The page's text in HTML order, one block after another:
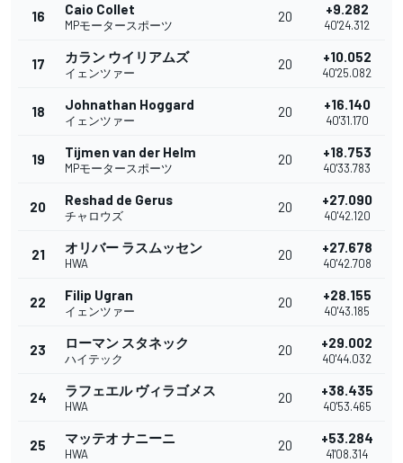
16 Caio Collet
MPモータースポーツ
20 +9.282
40'24.312
17 カラン ウイリアムズ
イェンツァー
20 +10.052
40'25.082
18 Johnathan Hoggard
イェンツァー
20 +16.140
40'31.170
19 Tijmen van der Helm
MPモータースポーツ
20 +18.753
40'33.783
20 Reshad de Gerus
チャロウズ
20 +27.090
40'42.120
21 オリバー ラスムッセン
HWA
20 +27.678
40'42.708
22 Filip Ugran
イェンツァー
20 +28.155
40'43.185
23 ローマン スタネック
ハイテック
20 +29.002
40'44.032
24 ラフェエル ヴィラゴメス
HWA
20 +38.435
40'53.465
25 マッテオ ナニーニ
HWA
20 +53.284
41'08.314